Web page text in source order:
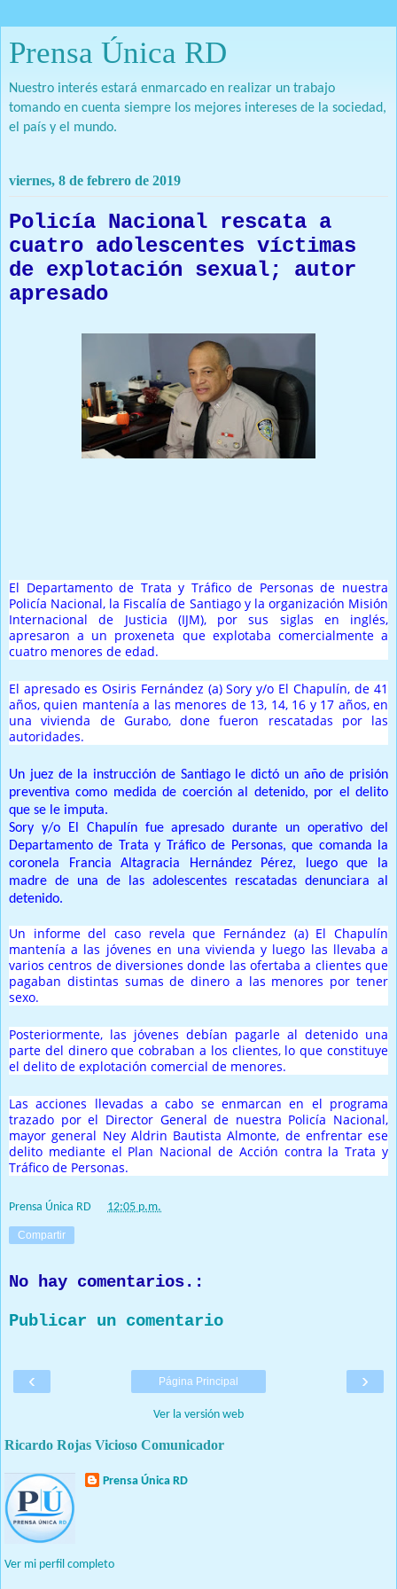
Prensa Única RD
Nuestro interés estará enmarcado en realizar un trabajo
tomando en cuenta siempre los mejores intereses de la sociedad,
el país y el mundo.
viernes, 8 de febrero de 2019
Policía Nacional rescata a
cuatro adolescentes víctimas
de explotación sexual; autor
apresado
El Departamento de Trata y Tráfico de Personas de nuestra
Policía Nacional, la Fiscalía de Santiago y la organización Misión
Internacional de Justicia (IJM), por sus siglas en inglés,
apresaron a un proxeneta que explotaba comercialmente a
cuatro menores de edad.
El apresado es Osiris Fernández (a) Sory y/o El Chapulín, de 41
años, quien mantenía a las menores de 13, 14, 16 y 17 años, en
una vivienda de Gurabo, done fueron rescatadas por las
autoridades.
Un juez de la instrucción de Santiago le dictó un año de prisión
preventiva como medida de coerción al detenido, por el delito
que se le imputa.
Sory y/o El Chapulín fue apresado durante un operativo del
Departamento de Trata y Tráfico de Personas, que comanda la
coronela Francia Altagracia Hernández Pérez, luego que la
madre de una de las adolescentes rescatadas denunciara al
detenido.
Un informe del caso revela que Fernández (a) El Chapulín
mantenía a las jóvenes en una vivienda y luego las llevaba a
varios centros de diversiones donde las ofertaba a clientes que
pagaban distintas sumas de dinero a las menores por tener
sexo.
Posteriormente, las jóvenes debían pagarle al detenido una
parte del dinero que cobraban a los clientes, lo que constituye
el delito de explotación comercial de menores.
Las acciones llevadas a cabo se enmarcan en el programa
trazado por el Director General de nuestra Policía Nacional,
mayor general Ney Aldrin Bautista Almonte, de enfrentar ese
delito mediante el Plan Nacional de Acción contra la Trata y
Tráfico de Personas.
Prensa Única RD 12:05 p.m.
Compartir
No hay comentarios.:
Publicar un comentario
‹ ›
Página Principal
Ver la versión web
Ricardo Rojas Vicioso Comunicador
Prensa Única RD
Ver mi perfil completo